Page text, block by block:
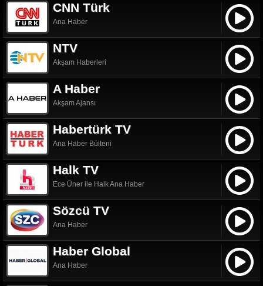
CNN Türk
Ana Haber
NTV
Akşam Haberleri
A Haber
Akşam Ajansı
Habertürk TV
Ana Haber Bülteni
Halk TV
Ece Üner ile Halk Ana Haber
Sözcü TV
Ana Haber
Haber Global
Ana Haber